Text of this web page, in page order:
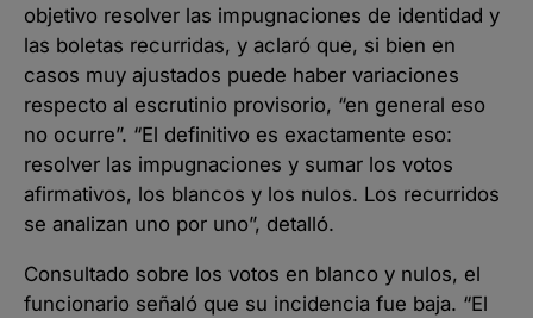
objetivo resolver las impugnaciones de identidad y
las boletas recurridas, y aclaró que, si bien en
casos muy ajustados puede haber variaciones
respecto al escrutinio provisorio, “en general eso
no ocurre”. “El definitivo es exactamente eso:
resolver las impugnaciones y sumar los votos
afirmativos, los blancos y los nulos. Los recurridos
se analizan uno por uno”, detalló.
Consultado sobre los votos en blanco y nulos, el
funcionario señaló que su incidencia fue baja. “El